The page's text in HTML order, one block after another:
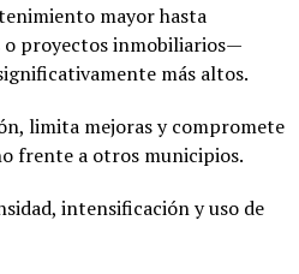
mayor hasta
o proyectos inmobiliarios—
más altos.
limita mejoras y compromete
frente a otros municipios.
intensificación y uso de